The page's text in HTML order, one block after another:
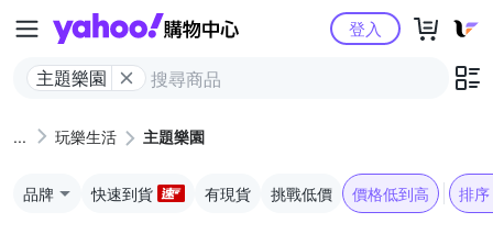
Yahoo購物中心
主題樂園
登入
玩樂生活 主題樂園
品牌 快速到貨 有現貨 挑戰低價 價格低到高 排序